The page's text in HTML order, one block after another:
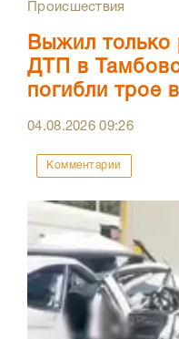
Происшествия
Выжил только
ДТП в
погибли трое
04.08.202609:26
Комментарии